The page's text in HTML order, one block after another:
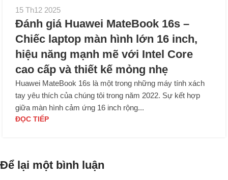
15 Th12 2025
Đánh giá Huawei MateBook 16s –
Chiếc laptop màn hình lớn 16 inch,
hiệu năng mạnh mẽ với Intel Core
cao cấp và thiết kế mỏng nhẹ
Huawei MateBook 16s là một trong những máy tính xách
tay yêu thích của chúng tôi trong năm 2022. Sự kết hợp
giữa màn hình cảm ứng 16 inch rộng...
ĐỌC TIẾP
Để lại một bình luận